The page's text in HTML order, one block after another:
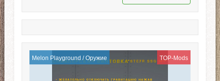
Melon Playground /Оружие TOP-Mods